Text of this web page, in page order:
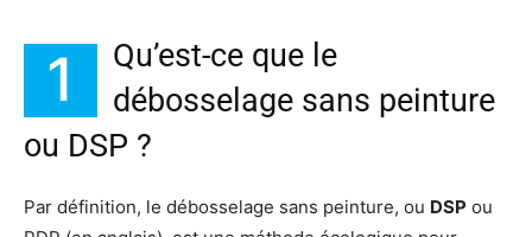
1
Qu’est-ce que le
débosselage sans peinture
ou DSP ?
Par définition, le débosselage sans peinture, ou DSP ou